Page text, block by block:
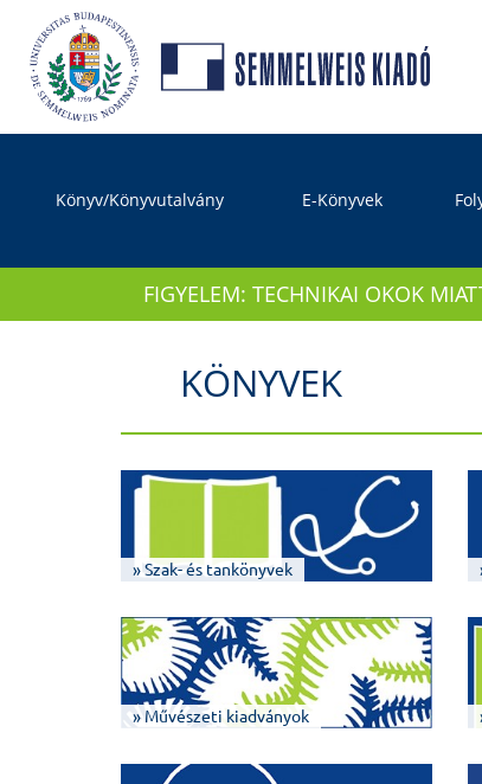
Könyv/Könyvutalvány E-Könyvek
FIGYELEM: TECHNIKAI OKOK
KÖNYVEK
» Szak- és tankönyvek
» Művészeti kiadványok